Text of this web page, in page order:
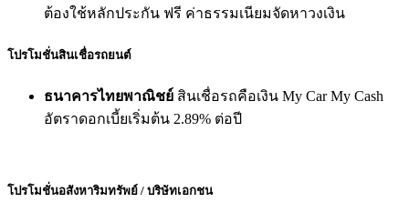
ต้องใช้หลักประกัน ฟรี ค่าธรรมเนียมจัดหาวงเงิน
โปรโมชั่นสินเชื่อรถยนต์
ธนาคารไทยพาณิชย์ สินเชื่อรถคือเงิน My Car My Cash
อัตราดอกเบี้ยเริ่มต้น 2.89% ต่อปี
โปรโมชั่นอสังหาริมทรัพย์ / บริษัทเอกชน